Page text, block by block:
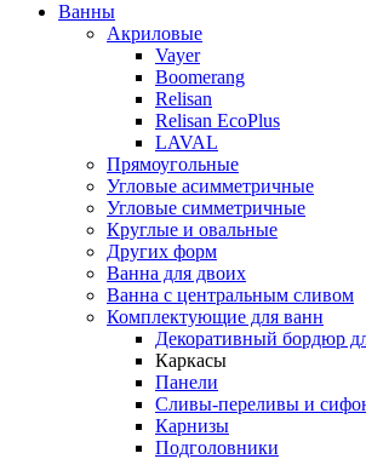
Ванны
Акриловые
Vayer
Boomerang
Relisan
Relisan EcoPlus
LAVAL
Прямоугольные
Угловые асимметричные
Угловые симметричные
Круглые и овальные
Других форм
Ванна для двоих
Ванна с центральным сливом
Комплектующие для ванн
Декоративный бордюр
Каркасы
Панели
Сливы-переливы и
Карнизы
Подголовники